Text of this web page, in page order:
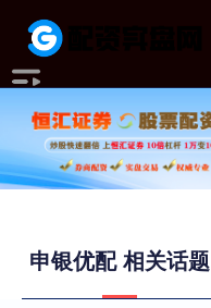
申银优配 相关话题